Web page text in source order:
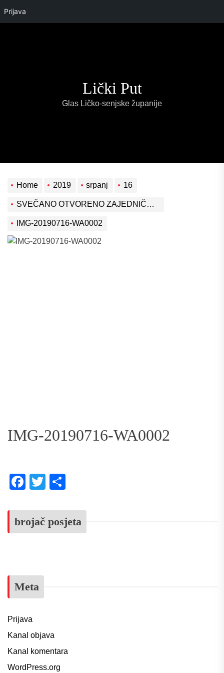
Prijava
Lički Put
Glas Ličko-senjske županije
Home 2019 srpanj 16
SVEČANO OTVORENO ZAJEDNIČKO PRODAJNO MJESTO PROIZVODA SA CERTIFIKATOM „LIKA QUALITY“ I PREDSTAVLJENA ZAJEDNIČKA ULAZNICA ZA LIKA DESTINACIJU
IMG-20190716-WA0002
IMG-20190716-WA0002
Facebook
Twitter
brojač posjeta
Meta
Prijava
Kanal objava
Kanal komentara
WordPress.org